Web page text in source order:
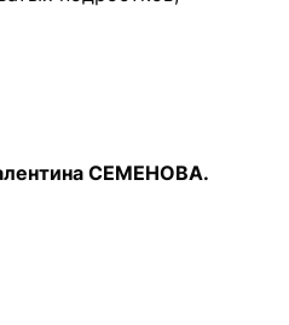
СЕМЕНОВА.